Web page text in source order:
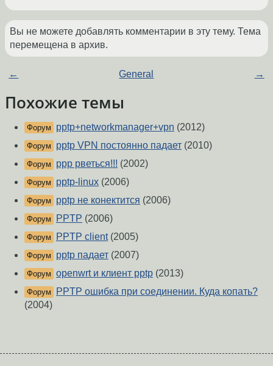
Вы не можете добавлять комментарии в эту тему. Тема
перемещена в архив.
← General →
Похожие темы
Форум pptp+networkmanager+vpn (2012)
Форум pptp VPN постоянно падает (2010)
Форум ppp рветься!!! (2002)
Форум pptp-linux (2006)
Форум pptp не конектится (2006)
Форум PPTP (2006)
Форум PPTP client(2005)
Форум pptp падает (2007)
Форум openwrt и клиент pptp (2013)
Форум
PPTP ошибка при соединении. Куда копать?
(2004)